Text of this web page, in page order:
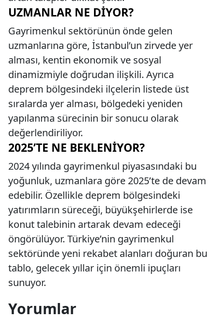
UZMANLAR NE DIYOR?
Gayrimenkul sektörünün önde gelen
uzmanlarına göre, İstanbul’un zirvede yer
alması, kentin ekonomik ve sosyal
dinamizmiyle doğrudan ilişkili. Ayrıca
deprem bölgesindeki ilçelerin listede üst
sıralarda yer alması, bölgedeki yeniden
yapılanma sürecinin bir sonucu olarak
değerlendiriliyor.
2025’TE NE BEKLENIYOR?
2024 yılında gayrimenkul piyasasındaki bu
yoğunluk, uzmanlara göre 2025’te de devam
edebilir. Özellikle deprem bölgesindeki
yatırımların süreceği, büyükşehirlerde ise
konut talebinin artarak devam edeceği
öngörülüyor. Türkiye’nin gayrimenkul
sektöründe yeni rekabet alanları doğuran bu
tablo, gelecek yıllar için önemli ipuçları
sunuyor.
Yorumlar